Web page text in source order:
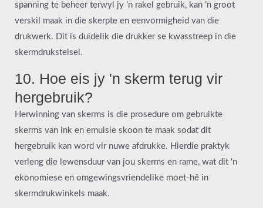
spanning te beheer terwyl jy ’n rakel gebruik, kan ’n groot
verskil maak in die skerpte en eenvormigheid van die
drukwerk. Dit is duidelik die drukker se kwasstreep in die
skermdrukstelsel.
10. Hoe eis jy 'n skerm terug vir
hergebruik?
Herwinning van skerms is die prosedure om gebruikte
skerms van ink en emulsie skoon te maak sodat dit
hergebruik kan word vir nuwe afdrukke. Hierdie praktyk
verleng die lewensduur van jou skerms en rame, wat dit 'n
ekonomiese en omgewingsvriendelike moet-hê in
skermdrukwinkels maak.